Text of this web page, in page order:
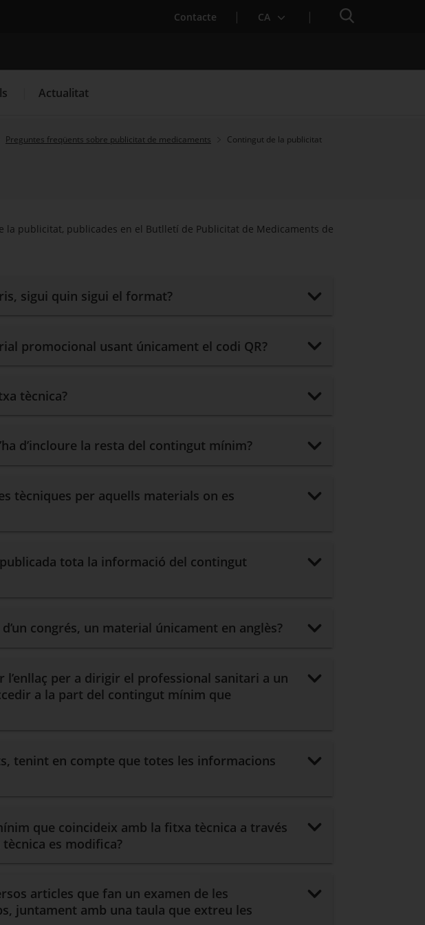
Contacte CA Cercador
Actualitat
Preguntes freqüents sobre publicitat de medicaments Contingut de la publicitat
publicitat, publicades en el Butlletí de Publicitat de Medicaments de
sigui quin sigui el format?
promocional usant únicament el codi QR?
tècnica?
d’incloure la resta del contingut mínim?
tècniques per aquells materials on es
tota la informació del contingut
congrés, un material únicament en anglès?
per a dirigir el professional sanitari a un
a la part del contingut mínim que
tenint en compte que totes les informacions
que coincideix amb la fitxa tècnica a través
es modifica?
articles que fan un examen de les
juntament amb una taula que extreu les